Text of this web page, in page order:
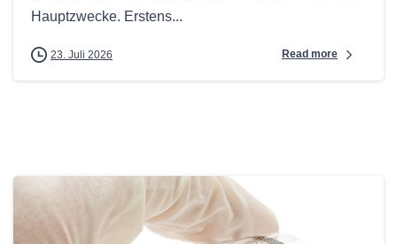
Hauptzwecke. Erstens...
23. Juli 2026 Read more